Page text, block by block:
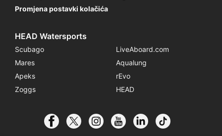
Promjena postavki kolačića
HEAD Watersports
Scubago
LiveAboard.com
Mares
Aqualung
Apeks
rEvo
Zoggs
HEAD